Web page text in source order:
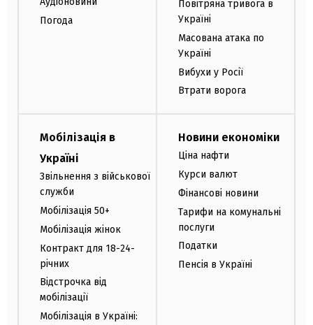
Погода
Повітряна тривога в
Україні
Масована атака по
Україні
Вибухи у Росії
Втрати ворога
Мобілізація в
Україні
Звільнення з військової
служби
Мобілізація 50+
Мобілізація жінок
Контракт для 18-24-
річних
Відстрочка від
мобілізації
Мобілізація в Україні:
Новини економіки
Ціна нафти
Курси валют
Фінансові новини
Тарифи на комунальні
послуги
Податки
Пенсія в Україні